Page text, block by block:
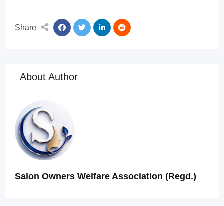
Share
About Author
Salon Owners Welfare Association (Regd.)